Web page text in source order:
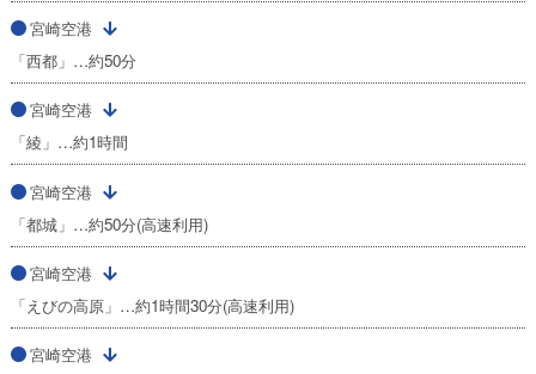
宮崎空港
「西都」…約50分
宮崎空港
「綾」…約1時間
宮崎空港
「都城」…約50分(高速利用)
宮崎空港
「えびの高原」…約1時間30分(高速利用)
宮崎空港